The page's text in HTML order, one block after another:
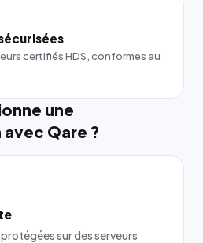
certifiés HDS, conformes au
une
Qare ?
sur des serveurs